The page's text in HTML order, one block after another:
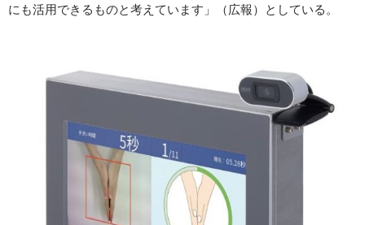
にも活用できるものと考えています」（広報）としている。